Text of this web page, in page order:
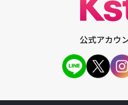
公式アカウ